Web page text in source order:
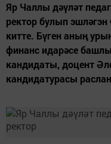
Яр Чаллы дәүләт
ректор булып
китте. Бүген аның
финанс идарәсе
кандидаты, доцент
кандидатурасы